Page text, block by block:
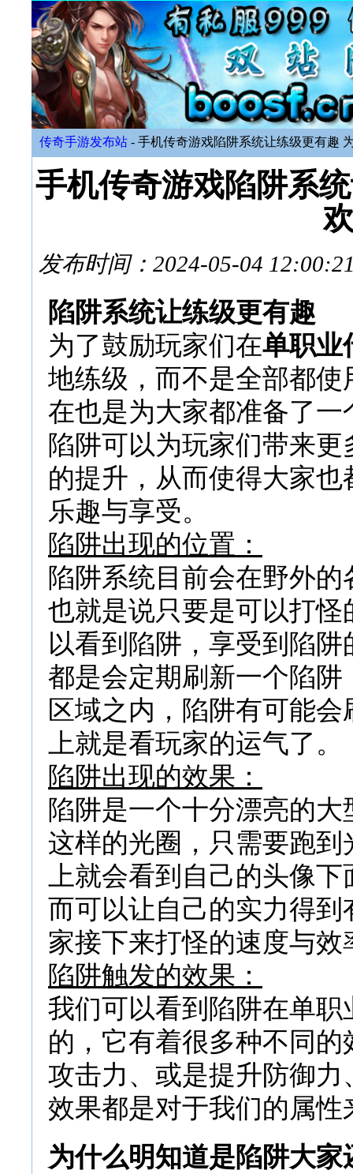
传奇手游发布站 - 手机传奇游戏陷阱系统让练级更有趣
手机传奇游戏陷阱系
发布时间：2024-05-04
陷阱系统让练级更有趣
为了鼓励玩家们在单职业
地练级，而不是全部都
在也是为大家都准备了一
陷阱可以为玩家们带来
的提升，从而使得大家
乐趣与享受。
陷阱出现的位置：
陷阱系统目前会在野外
也就是说只要是可以打
以看到陷阱，享受到陷
都是会定期刷新一个陷
区域之内，陷阱有可能
上就是看玩家的运气了。
陷阱出现的效果：
陷阱是一个十分漂亮的
这样的光圈，只需要跑
上就会看到自己的头像
而可以让自己的实力得
家接下来打怪的速度与
陷阱触发的效果：
我们可以看到陷阱在单
的，它有着很多种不同
攻击力、或是提升防御
效果都是对于我们的属
为什么明知道是陷阱大家